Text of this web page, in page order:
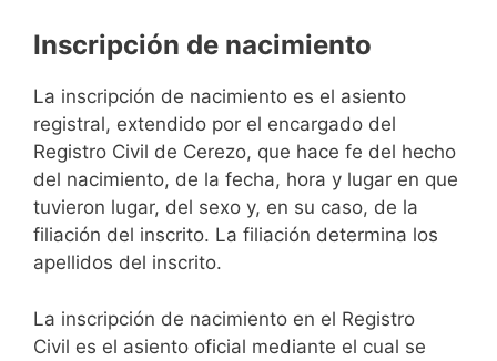
Inscripción de nacimiento
La inscripción de nacimiento es el asiento
registral, extendido por el encargado del
Registro Civil de Cerezo, que hace fe del hecho
del nacimiento, de la fecha, hora y lugar en que
tuvieron lugar, del sexo y, en su caso, de la
filiación del inscrito. La filiación determina los
apellidos del inscrito.
La inscripción de nacimiento en el Registro
Civil es el asiento oficial mediante el cual se